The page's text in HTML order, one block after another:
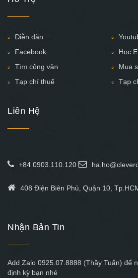
Diễn đàn
Facebook
Học
Tìm công văn
Mua
Tạp chí thuế
Tạp
Liên Hệ
+84 0903.110.120
408 Điện Biên Phủ, Quận 10,
Nhận Bản Tin
Add Zalo 0925.07.8888 (Thầy Tuấn) để
định kỳ bạn nhé